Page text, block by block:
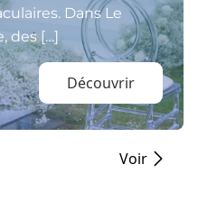
Dans Le
des […]
Découvrir
Voir